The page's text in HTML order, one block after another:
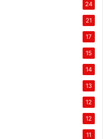
24
21
17
15
14
13
12
12
11